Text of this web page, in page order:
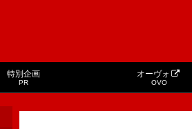
特別企画
PR
オーヴォ
OVO